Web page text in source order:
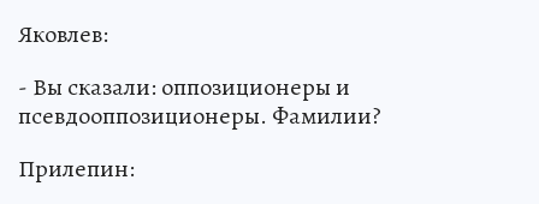
Яковлев:
- Вы сказали: оппозиционеры и
псевдооппозиционеры. Фамилии?
Прилепин: